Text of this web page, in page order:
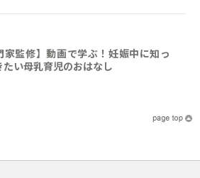
家監修】動画で学ぶ！妊娠中に知っ
たい母乳育児のおはなし